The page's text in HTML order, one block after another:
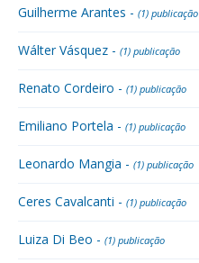
Guilherme Arantes - (1) publicação
Wálter Vásquez - (1) publicação
Renato Cordeiro - (1) publicação
Emiliano Portela - (1) publicação
Leonardo Mangia - (1) publicação
Ceres Cavalcanti - (1) publicação
Luiza Di Beo - (1) publicação